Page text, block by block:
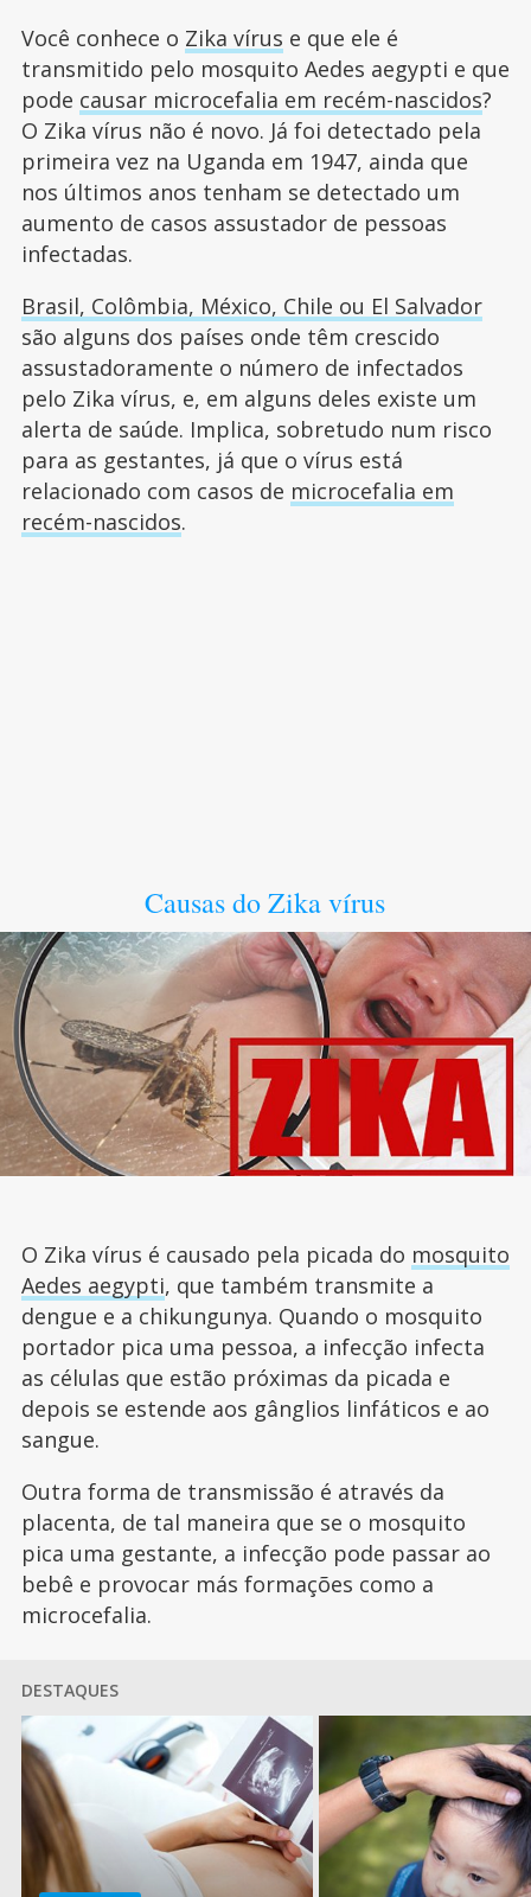
Você conhece o Zika vírus e que ele é
transmitido pelo mosquito Aedes aegypti e que
pode causar microcefalia em recém-nascidos?
O Zika vírus não é novo. Já foi detectado pela
primeira vez na Uganda em 1947, ainda que
nos últimos anos tenham se detectado um
aumento de casos assustador de pessoas
infectadas.
Brasil, Colômbia, México, Chile ou El Salvador
são alguns dos países onde têm crescido
assustadoramente o número de infectados
pelo Zika vírus, e, em alguns deles existe um
alerta de saúde. Implica, sobretudo num risco
para as gestantes, já que o vírus está
relacionado com casos de microcefalia em
recém-nascidos.
Causas do Zika vírus
O Zika vírus é causado pela picada do mosquito
Aedes aegypti, que também transmite a
dengue e a chikungunya. Quando o mosquito
portador pica uma pessoa, a infecção infecta
as células que estão próximas da picada e
depois se estende aos gânglios linfáticos e ao
sangue.
Outra forma de transmissão é através da
placenta, de tal maneira que se o mosquito
pica uma gestante, a infecção pode passar ao
bebê e provocar más formações como a
microcefalia.
DESTAQUES